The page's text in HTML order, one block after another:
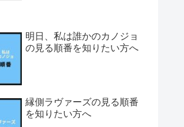
明日、私は誰かのカノジョ
の見る順番を知りたい方へ
縁側ラヴァーズの見る順番
を知りたい方へ